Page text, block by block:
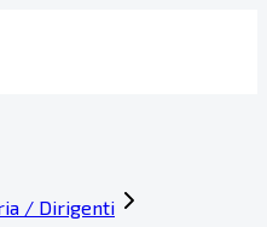
/ Dirigenti